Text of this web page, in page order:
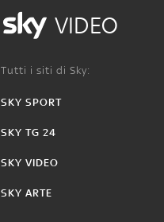
VIDEO
Tutti i siti di Sky:
SKY SPORT
SKY TG 24
SKY VIDEO
SKY ARTE